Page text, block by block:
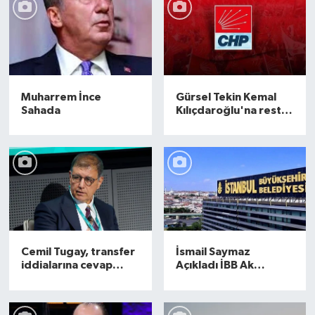
Muharrem İnce
Sahada
Gürsel Tekin Kemal
Kılıçdaroğlu'na resti
Cemil Tugay, transfer
iddialarına cevap
İsmail Saymaz
Açıkladı İBB Ak